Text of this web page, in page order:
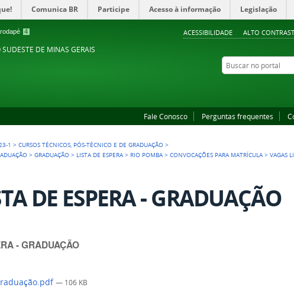
4 ACESSIBILIDADE ALTO
Comunica BR Participe Acesso à informação Legislação
DE MINAS GERAIS
Buscar no portal
Fale Conosco Perguntas frequentes
1 >CURSOS TÉCNICOS, PÓS-TÉCNICO E DE GRADUAÇÃO >
>GRADUAÇÃO > LISTA DE ESPERA > RIO POMBA >CONVOCAÇÕES PARA MATRÍCULA >VAGAS
DE ESPERA - GRADUAÇÃO
- GRADUAÇÃO
— 106 KB